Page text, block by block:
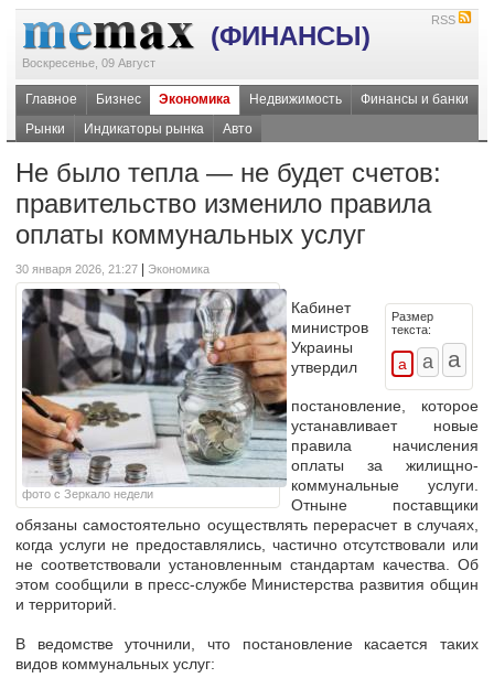
(ФИНАНСЫ)
Воскресенье, 09 Август
RSS
Главное Бизнес Экономика Недвижимость
Финансы и банки
Рынки
Индикаторы рынка Авто
Не было тепла — не будет счетов:
правительство изменило правила
оплаты коммунальных услуг
30 января 2026, 21:27 Экономика
фото с Зеркало недели
Размер
текста:
Кабинет
министров
Украины
утвердил
постановление, которое
устанавливает новые
правила начисления
оплаты за жилищно-
коммунальные услуги.
Отныне поставщики
обязаны самостоятельно осуществлять перерасчет в случаях,
когда услуги не предоставлялись, частично отсутствовали или
не соответствовали установленным стандартам качества. Об
этом сообщили в пресс-службе Министерства развития общин
и территорий.
В ведомстве уточнили, что постановление касается таких
видов коммунальных услуг: